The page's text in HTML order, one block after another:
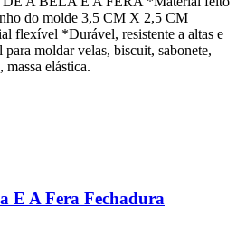
do molde 3,5 CM X 2,5 CM
flexível *Durável, resistente a altas e
moldar velas, biscuit, sabonete,
massa elástica.
E A Fera Fechadura